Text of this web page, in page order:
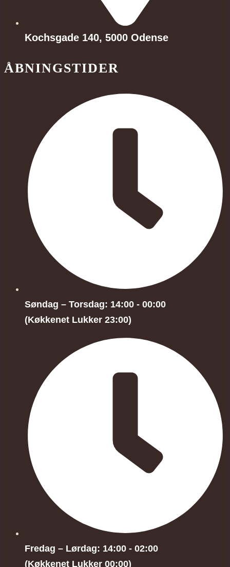
Kochsgade 140, 5000 Odense
ÅBNINGSTIDER
Søndag – Torsdag: 14:00 - 00:00
(Køkkenet Lukker 23:00)
Fredag – Lørdag: 14:00 - 02:00
(Køkkenet Lukker 00:00)